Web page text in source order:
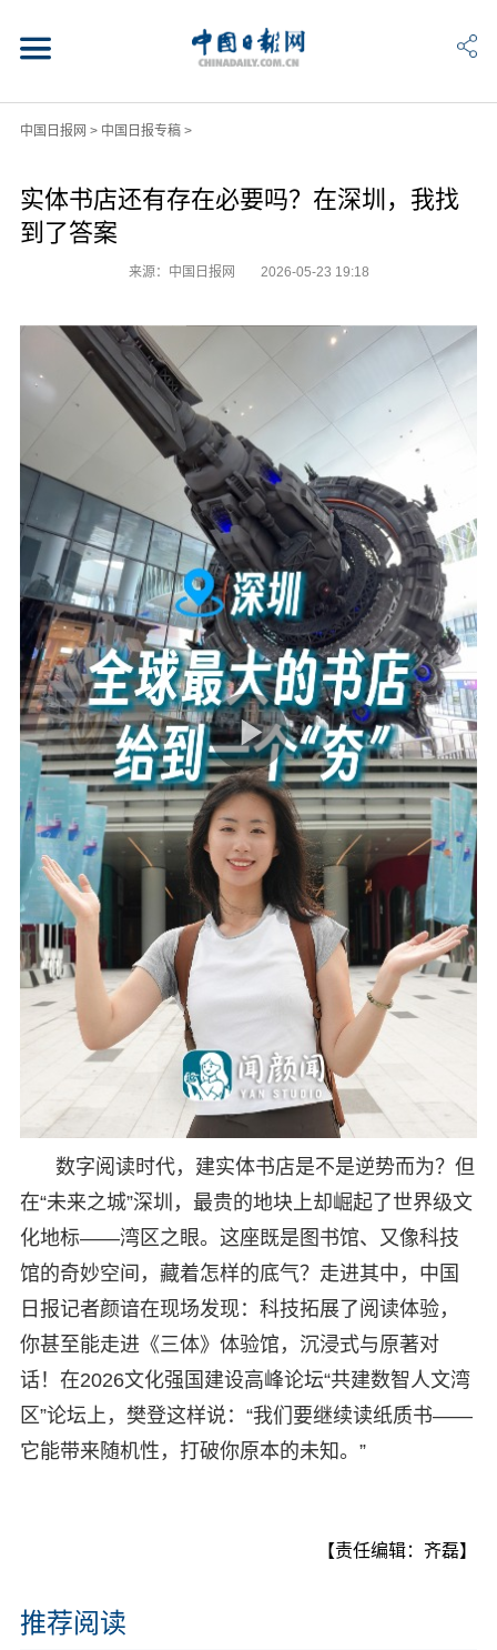
中国日报网 > 中国日报专稿>
实体书店还有存在必要吗？在深圳，我找
到了答案
来源：中国日报网 2026-05-23 19:18
数字阅读时代，建实体书店是不是逆势而为？但
在“未来之城”深圳，最贵的地块上却崛起了世界级文
化地标——湾区之眼。这座既是图书馆、又像科技
馆的奇妙空间，藏着怎样的底气？走进其中，中国
日报记者颜谙在现场发现：科技拓展了阅读体验，
你甚至能走进《三体》体验馆，沉浸式与原著对
话！在2026文化强国建设高峰论坛“共建数智人文湾
区”论坛上，樊登这样说：“我们要继续读纸质书——
它能带来随机性，打破你原本的未知。”
【责任编辑：齐磊】
推荐阅读